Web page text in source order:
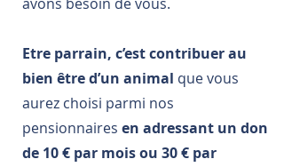
Etre parrain, c’est contribuer au
bien être d’un animal que vous
aurez choisi parmi nos
pensionnaires en adressant un don
de 10 € par mois ou 30 € par